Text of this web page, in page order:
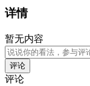
详情
暂无内容
评论
评论